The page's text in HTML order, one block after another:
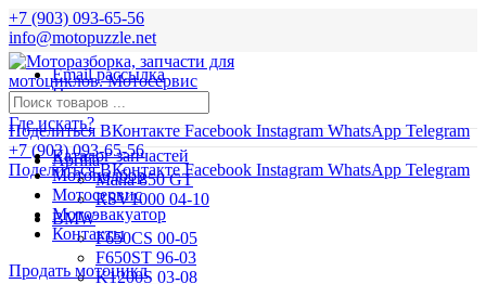
+7 (903) 093-65-56
info@motopuzzle.net
Email рассылка
Новости
Поделиться ВКонтакте Facebook Instagram WhatsApp Telegram
+7 (903) 093-65-56
Поделиться ВКонтакте Facebook Instagram WhatsApp Telegram
Где искать?
Aprilia
Mana 850 GT
RSV1000 04-10
BMW
F650CS 00-05
F650ST 96-03
K1200S 03-08
Каталог запчастей
Мотоподбор
Мотосервис
Мотоэвакуатор
Контакты
Продать мотоцикл